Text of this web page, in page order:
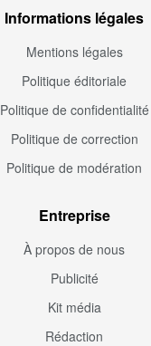
Informations légales
Mentions légales
Politique éditoriale
Politique de confidentialité
Politique de correction
Politique de modération
Entreprise
À propos de nous
Publicité
Kit média
Rédaction